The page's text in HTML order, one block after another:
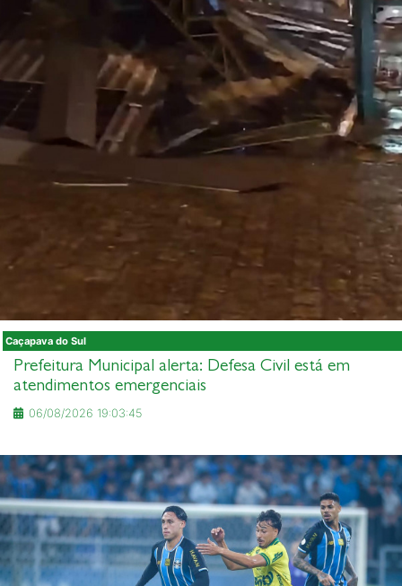
Caçapava do Sul
Prefeitura Municipal alerta: Defesa Civil está em
atendimentos emergenciais
06/08/2026 19:03:45